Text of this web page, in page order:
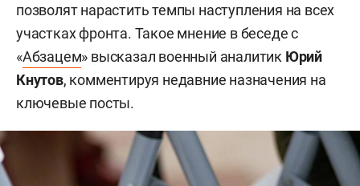
позволят нарастить темпы наступления на всех
участках фронта. Такое мнение в беседе с
«Абзацем» высказал военный аналитик Юрий
Кнутов, комментируя недавние назначения на
ключевые посты.